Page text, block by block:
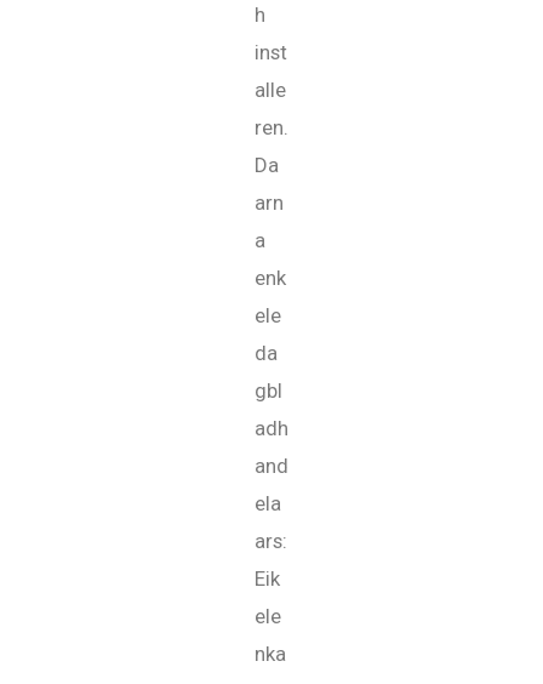
h
inst
alle
ren.
Da
arn
a
enk
ele
da
gbl
adh
and
ela
ars:
Eik
ele
nka